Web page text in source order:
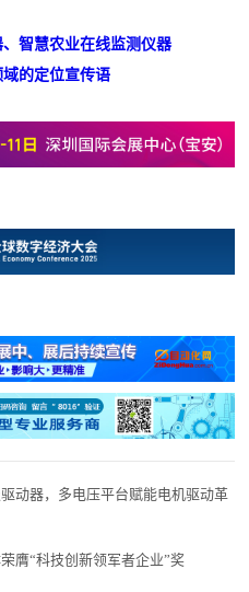
智慧农业在线监测仪器
的定位宣传语
动器，多电压平台赋能电机驱动革
膺“科技创新领军者企业”奖